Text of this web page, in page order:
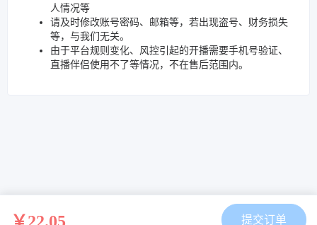
人情况等
请及时修改账号密码、邮箱等，若出现盗号、财务损失
等，与我们无关。
由于平台规则变化、风控引起的开播需要手机号验证、
直播伴侣使用不了等情况，不在售后范围内。
提交订单